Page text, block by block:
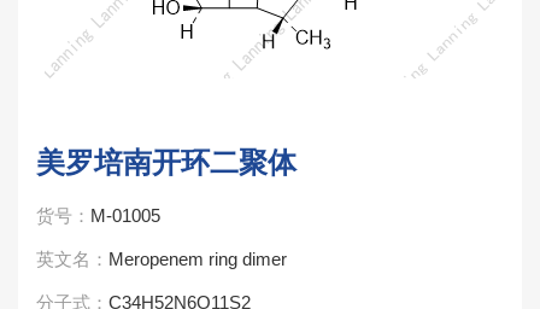
美罗培南开环二聚体
货号： M-01005
英文名： Meropenem ring dimer
分子式： C34H52N6O11S2